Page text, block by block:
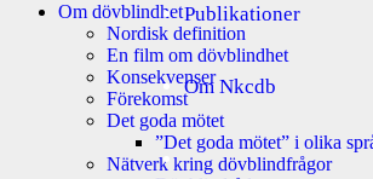
Publikationer
Om Nkcdb
Om dövblindhet
Nordisk definition
En film om dövblindhet
Konsekvenser
Förekomst
Det goda mötet
”Det goda mötet” i olika
Nätverk kring dövblindfrågor